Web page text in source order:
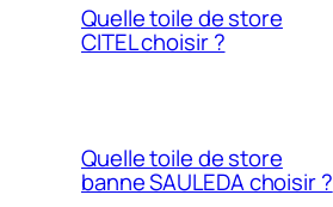
Quelle toile de store
CITEL choisir ?
Quelle toile de store
banne SAULEDA choisir ?